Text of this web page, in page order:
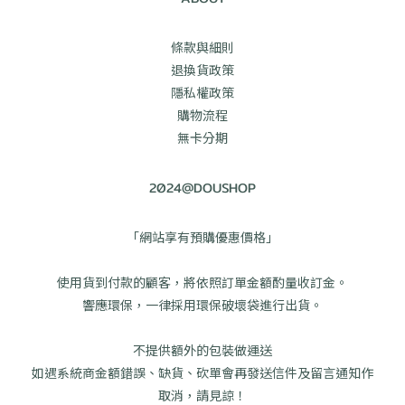
條款與細則
退換貨政策
隱私權政策
購物流程
無卡分期
2024@DOUSHOP
「網站享有預購優惠價格」
使用貨到付款的顧客，將依照訂單金額酌量收訂金。
響應環保，一律採用環保破壞袋進行出貨。
不提供額外的包裝做運送
如遇系統商金額錯誤、缺貨、砍單會再發送信件及留言通知作
取消，請見諒！